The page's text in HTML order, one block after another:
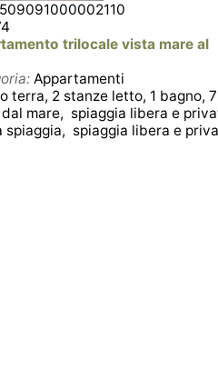
trilocale vista mare al
Appartamenti
terra, 2 stanze letto, 1 bagno,
dal mare, spiaggia libera e
spiaggia, spiaggia libera e